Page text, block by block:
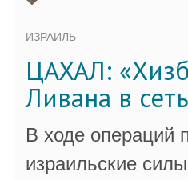
ИЗРАИЛЬ
ЦАХАЛ:
Ливана в
В ходе операций
израильские